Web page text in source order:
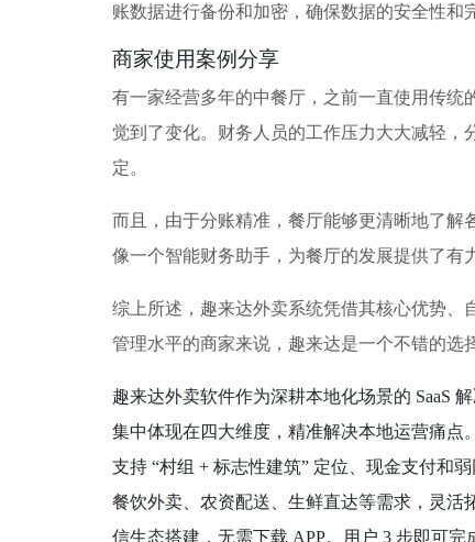
账数据进行备份和加密，确保数据的安全性和
商家使用案例分享
有一家经营多年的中餐厅，之前一直使用传
觉到了变化。财务人员的工作压力大大减轻
定。
而且，由于分账精准，餐厅能够更清晰地了
像一个智能财务助手，为餐厅的发展提供了有
综上所述，趣来达外卖系统凭借其核心优势
管理水平的商家来说，趣来达是一个不错的选
趣来达外卖软件作为深耕本地化场景的 SaaS
集中体现在四大维度，精准解决本地运营痛点
支持 “村组 + 标志性建筑” 定位、现金支付和
餐饮外卖、农资配送、生鲜直达等需求，灵活
信生态搭建，无需下载 APP。用户 3 步即可